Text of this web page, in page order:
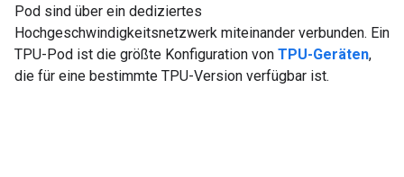
Pod sind über ein dediziertes
Hochgeschwindigkeitsnetzwerk miteinander verbunden. Ein
TPU-Pod ist die größte Konfiguration von TPU-Geräten,
die für eine bestimmte TPU-Version verfügbar ist.